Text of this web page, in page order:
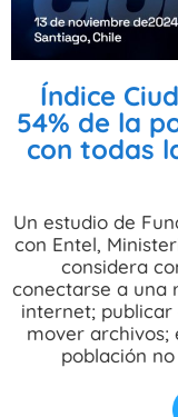
Índice
54% de la
con todas
Un estudio de
con Entel,
considera
conectarse a una
internet; publicar
mover archivos;
población